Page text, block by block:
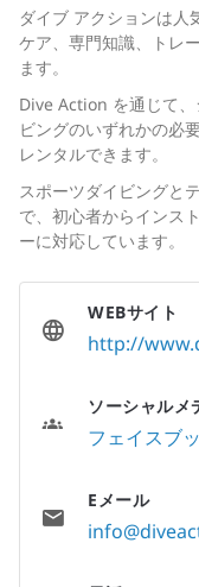
ダイブ アクションは人
ケア、専門知識、トレ
ます。
Dive Action を通じて
ビングのいずれかの必
レンタルできます。
スポーツダイビングと
で、初心者からインス
ーに対応しています。
WEBサイト
http://
ソーシャルメ
フェイスブ
Eメール